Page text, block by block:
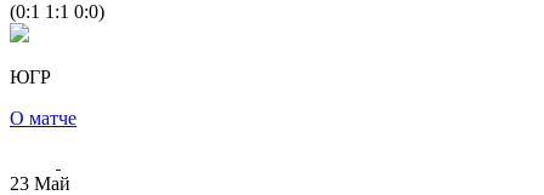
(0:1 1:1 0:0)
ЮГР
О матче
23 Май